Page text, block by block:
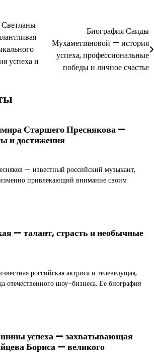
успеха и
Биография Саиды
Мухаметзяновой — история
успеха, профессиональные
победы и личное счастье
Старшего Преснякова —
и достижения
— известный российский музыкант,
привлекающий внимание своим
— талант, страсть и необычные
российская актриса и телеведущая,
отечественного шоу-бизнеса. Ее биография
успеха — захватывающая
Бориса — великого